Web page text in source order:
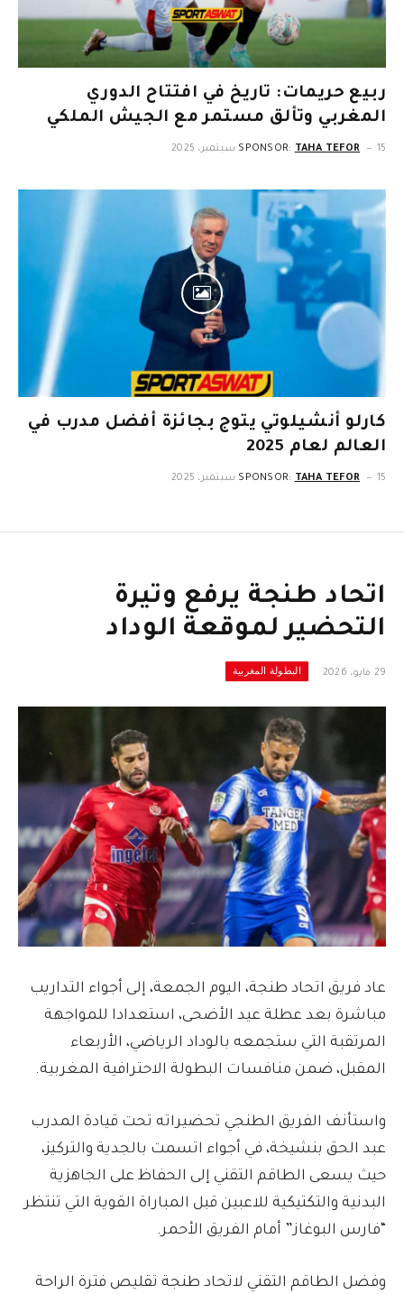
ربيع حريمات: تاريخ في افتتاح الدوري
المغربي وتألق مستمر مع الجيش الملكي
SPONSOR: TAHA TEFOR 15 سبتمبر، 2025
كارلو أنشيلوتي يتوج بجائزة أفضل مدرب في
العالم لعام 2025
SPONSOR: TAHA TEFOR 15 سبتمبر، 2025
اتحاد طنجة يرفع وتيرة
التحضير لموقعة الوداد
29 مايو، 2026 البطولة المغربية
عاد فريق اتحاد طنجة، اليوم الجمعة، إلى أجواء التداريب
مباشرة بعد عطلة عيد الأضحى، استعدادا للمواجهة
المرتقبة التي ستجمعه بالوداد الرياضي، الأربعاء
المقبل، ضمن منافسات البطولة الاحترافية المغربية.
واستأنف الفريق الطنجي تحضيراته تحت قيادة المدرب
عبد الحق بنشيخة، في أجواء اتسمت بالجدية والتركيز،
حيث يسعى الطاقم التقني إلى الحفاظ على الجاهزية
البدنية والتكتيكية للاعبين قبل المباراة القوية التي تنتظر
“فارس البوغاز” أمام الفريق الأحمر.
وفضل الطاقم التقني لاتحاد طنجة تقليص فترة الراحة